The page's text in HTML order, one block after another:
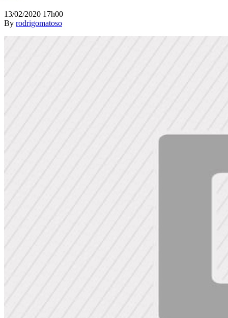
13/02/2020 17h00
By rodrigomatoso